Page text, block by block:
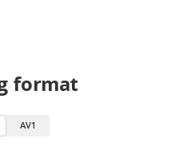
format
AV1